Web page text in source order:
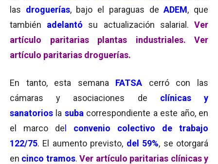
las droguerías, bajo el paraguas deADEM, que
también adelantó su actualización salarial.Ver
artículo paritarias plantas industriales.
Ver
artículo paritarias droguerías.
En tanto, esta semana FATSA cerró con las
cámaras y asociaciones de clínicas y
sanatorios la suba correspondiente a este año, en
el marco de
convenio colectivo de trabajo
122/75. El aumento previsto, del 59%, se otorgará
en cinco tramos. Ver artículo paritarias clínicas y